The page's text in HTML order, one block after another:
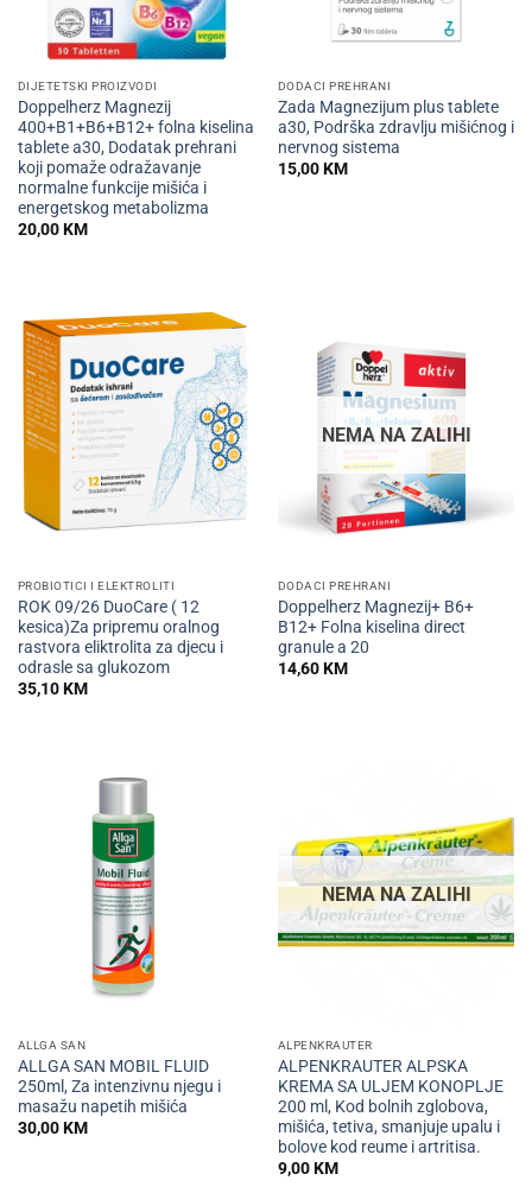
DIJETETSKI PROIZVODI
Doppelherz Magnezij
400+B1+B6+B12+ folna kiselina
tablete a30, Dodatak prehrani
koji pomaže odražavanje
normalne funkcije mišića i
energetskog metabolizma
20,00KM
DODACI PREHRANI
Zada Magnezijum plus tablete
a30, Podrška zdravlju mišićnog i
nervnog sistema
15,00KM
PROBIOTICI I ELEKTROLITI
ROK 09/26 DuoCare ( 12
kesica)Za pripremu oralnog
rastvora eliktrolita za djecu i
odrasle sa glukozom
35,10KM
NEMA NA ZALIHI
DODACI PREHRANI
Doppelherz Magnezij+ B6+
B12+ Folna kiselina direct
granule a 20
14,60KM
ALLGA SAN
ALLGA SAN MOBIL FLUID
250ml, Za intenzivnu njegu i
masažu napetih mišića
30,00KM
NEMA NA ZALIHI
ALPENKRAUTER
ALPENKRAUTER ALPSKA
KREMA SA ULJEM KONOPLJE
200 ml, Kod bolnih zglobova,
mišića, tetiva, smanjuje upalu i
bolove kod reume i artritisa.
9,00KM